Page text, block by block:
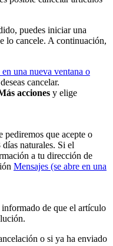
puedes iniciar una
lo cancele. A continuación,
en una nueva ventana o
cancelar.
acciones y elige
que acepte o
naturales. Si el
a tu dirección de
Mensajes (se abre en una
de que el artículo
o si ya ha enviado